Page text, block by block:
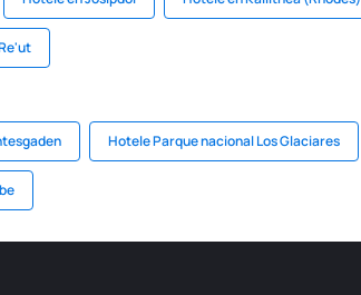
Hotele Parque nacional Los Glaciares